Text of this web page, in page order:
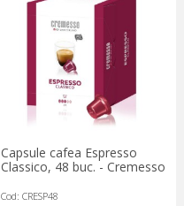
Capsule cafea Espresso
Classico, 48 buc. - Cremesso
Cod: CRESP48